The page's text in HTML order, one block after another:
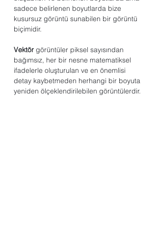
sadece belirlenen boyutlarda bize
kusursuz görüntü sunabilen bir görüntü
biçimidir.
Vektör görüntüler piksel sayısından
bağımsız, her bir nesne matematiksel
ifadelerle oluşturulan ve en önemlisi
detay kaybetmeden herhangi bir boyuta
yeniden ölçeklendirilebilen görüntülerdir.